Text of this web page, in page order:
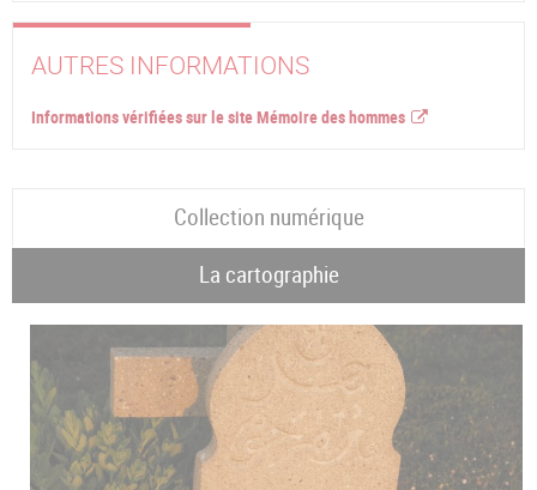
AUTRES INFORMATIONS
Informations vérifiées sur le site Mémoire des hommes
Collection numérique
La cartographie